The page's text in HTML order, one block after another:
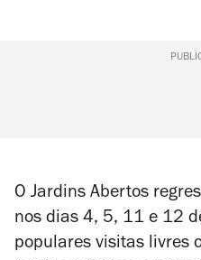
O Jardins Abertos
nos dias 4, 5, 11 e 12
populares visitas livres